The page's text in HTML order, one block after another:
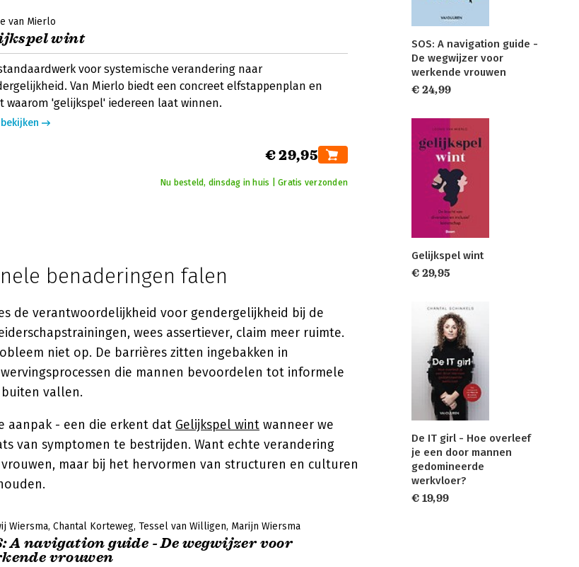
van Mierlo
wint
voor systemische verandering naar
Van Mierlo biedt een concreet elfstappenplan en
waarom 'gelijkspel' iedereen laat winnen.
€ 29,95
Nu besteld, dinsdag in huis | Gratis verzonden
benaderingen falen
de verantwoordelijkheid voor gendergelijkheid bij de
wees assertiever, claim meer ruimte.
niet op. De barrières zitten ingebakken in
die mannen bevoordelen tot informele
vallen.
aanpak - een die erkent dat Gelijkspel wint wanneer we
van symptomen te bestrijden. Want echte verandering
maar bij het hervormen van structuren en culturen
Wiersma Chantal Korteweg Tessel van Willigen Marijn Wiersma
A navigation guide - De wegwijzer voor
vrouwen
SOS: A navigation guide -
De wegwijzer voor
werkende vrouwen
€ 24,99
Gelijkspel wint
€ 29,95
De IT girl - Hoe overleef
je een door mannen
gedomineerde
werkvloer?
€ 19,99